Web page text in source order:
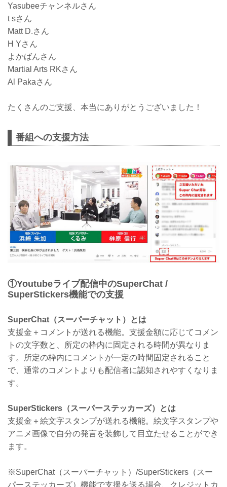
Yasubeeチャンネルさん
t sさん
Matt D.さん
H Yさん
よかばんさん
Martial Arts RKさん
Al Pakaさん
たくさんのご支援、本当にありがとうございました！
番組への支援方法
①Youtubeライブ配信中のSuperChat /
SuperStickers機能での支援
SuperChat（スーパーチャット）とは
支援金＋コメントが送れる機能。支援金額に応じてコメン
トの文字数と、所定の枠内に固定される時間が異なりま
す。所定の枠内にコメントが一定の時間固定されること
で、通常のコメントよりも配信者に認知されやすくなりま
す。
SuperStickers（スーパーステッカーズ）とは
支援金＋絵文字スタンプが送れる機能。絵文字スタンプや
アニメ画像で自分の発言を装飾して目立たせることができ
ます。
※SuperChat（スーパーチャット）/SuperStickers（スー
パーステッカーズ）機能で支援を送る場合、クレジットカ